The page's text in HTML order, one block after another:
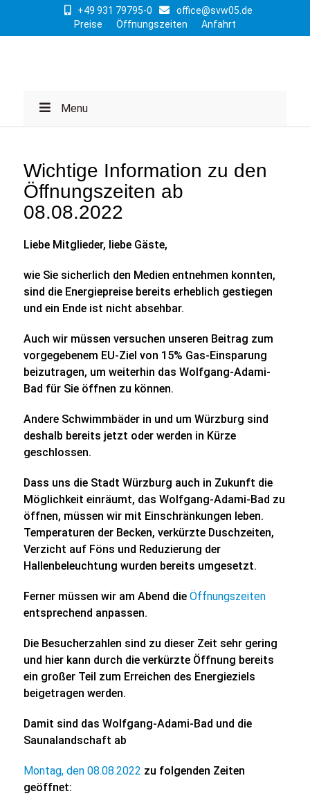
+49 931 79795-0
office@svw05.de
Preise
Öffnungszeiten Anfahrt
Menu
Wichtige Information zu den
Öffnungszeiten ab
08.08.2022
Liebe Mitglieder, liebe Gäste,
wie Sie sicherlich den Medien entnehmen konnten,
sind die Energiepreise bereits erheblich gestiegen
und ein Ende ist nicht absehbar.
Auch wir müssen versuchen unseren Beitrag zum
vorgegebenem EU-Ziel von 15% Gas-Einsparung
beizutragen, um weiterhin das Wolfgang-Adami-
Bad für Sie öffnen zu können.
Andere Schwimmbäder in und um Würzburg sind
deshalb bereits jetzt oder werden in Kürze
geschlossen.
Dass uns die Stadt Würzburg auch in Zukunft die
Möglichkeit einräumt, das Wolfgang-Adami-Bad zu
öffnen, müssen wir mit Einschränkungen leben.
Temperaturen der Becken, verkürzte Duschzeiten,
Verzicht auf Föns und Reduzierung der
Hallenbeleuchtung wurden bereits umgesetzt.
Ferner müssen wir am Abend die Öffnungszeiten
entsprechend anpassen.
Die Besucherzahlen sind zu dieser Zeit sehr gering
und hier kann durch die verkürzte Öffnung bereits
ein großer Teil zum Erreichen des Energieziels
beigetragen werden.
Damit sind das Wolfgang-Adami-Bad und die
Saunalandschaft ab
Montag, den 08.08.2022 zu folgenden Zeiten
geöffnet: